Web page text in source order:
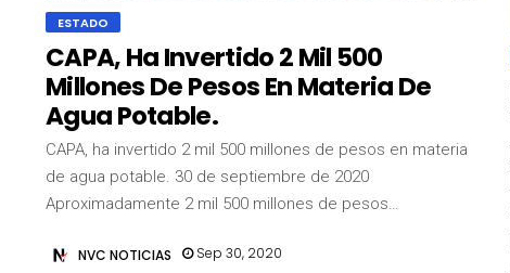
ESTADO
CAPA, Ha Invertido 2 Mil 500
Millones De Pesos En Materia De
Agua Potable.
CAPA, ha invertido 2 mil 500 millones de pesos en materia
de agua potable. 30 de septiembre de 2020
Aproximadamente 2 mil 500 millones de pesos…
NVC NOTICIAS Sep 30, 2020